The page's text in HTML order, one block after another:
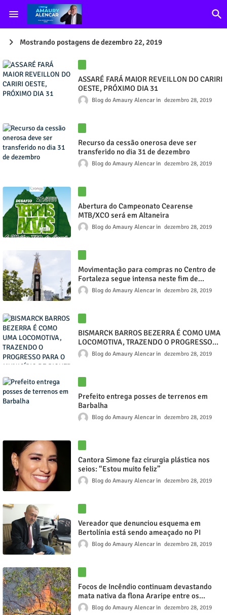
Mostrando postagens de dezembro 22, 2019
ASSARÉ FARÁ MAIOR REVEILLON DO CARIRI
OESTE, PRÓXIMO DIA 31
Blog do Amaury Alencar dezembro 28, 2019
Recurso da cessão onerosa deve ser
transferido no dia 31 de dezembro
Blog do Amaury Alencar dezembro 28, 2019
Abertura do Campeonato Cearense
MTB/XCO será em Altaneira
Blog do Amaury Alencar dezembro 28, 2019
Movimentação para compras no Centro de
Fortaleza segue intensa neste fim de
dezembro
Blog do Amaury Alencar dezembro 28, 2019
BISMARCK BARROS BEZERRA É COMO UMA
LOCOMOTIVA, TRAZENDO O PROGRESSO
PARA O MUNICÍPIO DE PIQUET CARNEIRO E
SE FIRMA COMO UM DOS MELHORES
DO SEMIÁRIDO NORDESTINO"
Blog do Amaury Alencar dezembro 28, 2019
Prefeito entrega posses de terrenos em
Barbalha
Blog do Amaury Alencar dezembro 28, 2019
Cantora Simone faz cirurgia plástica nos
seios: “Estou muito feliz”
Blog do Amaury Alencar dezembro 28, 2019
Vereador que denunciou esquema em
Bertolínia está sendo ameaçado no PI
Blog do Amaury Alencar dezembro 28, 2019
Focos de Incêndio continuam devastando
mata nativa da flona Araripe entre os
municípios de Barbalha e Jardim
Blog do Amaury Alencar dezembro 28, 2019